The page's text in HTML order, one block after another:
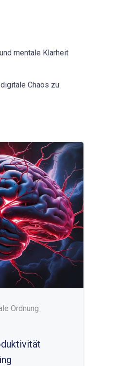
mentale Klarheit
Chaos zu
Ordnung